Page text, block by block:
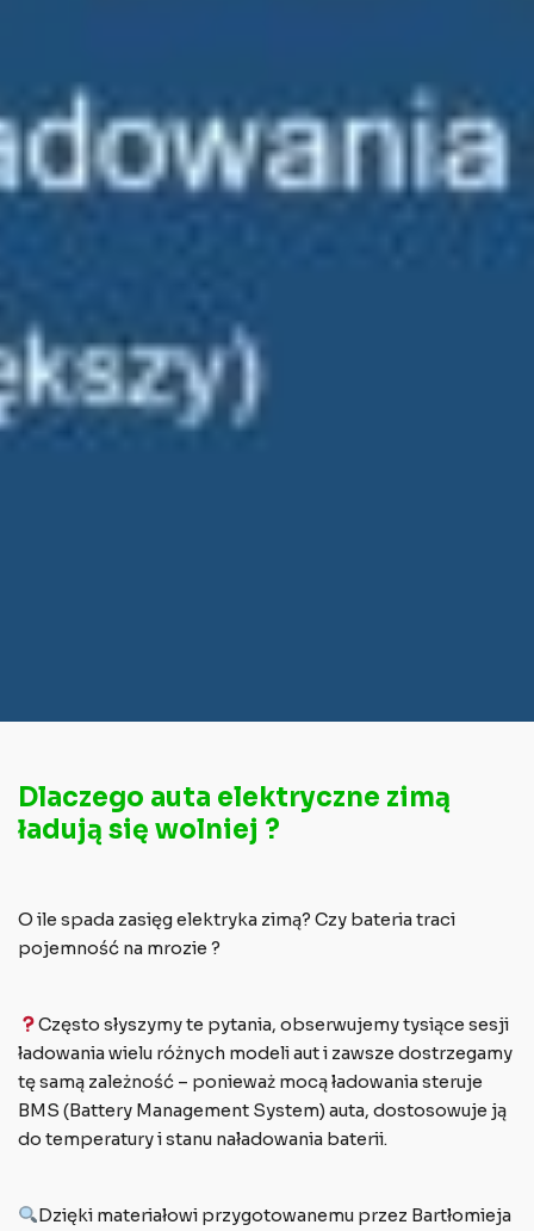
Dlaczego auta elektryczne zimą
ładują się wolniej ?
O ile spada zasięg elektryka zimą? Czy bateria traci
pojemność na mrozie ?
Często słyszymy te pytania, obserwujemy tysiące sesji
ładowania wielu różnych modeli aut i zawsze dostrzegamy
tę samą zależność – ponieważ mocą ładowania steruje
BMS (Battery Management System) auta, dostosowuje ją
do temperatury i stanu naładowania baterii.
Dzięki materiałowi przygotowanemu przez Bartłomieja